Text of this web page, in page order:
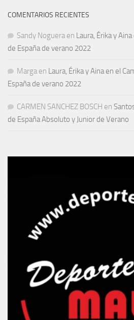
COMENTARIOS RECIENTES
Sandy Noguera en Laura, Érika y
de España de verano 2022
Marga en Laura, Érika y Aina en el
España de verano 2022
CARMEN SANCHEZ BOSCH en
de España Absoluto y Junior de Verano